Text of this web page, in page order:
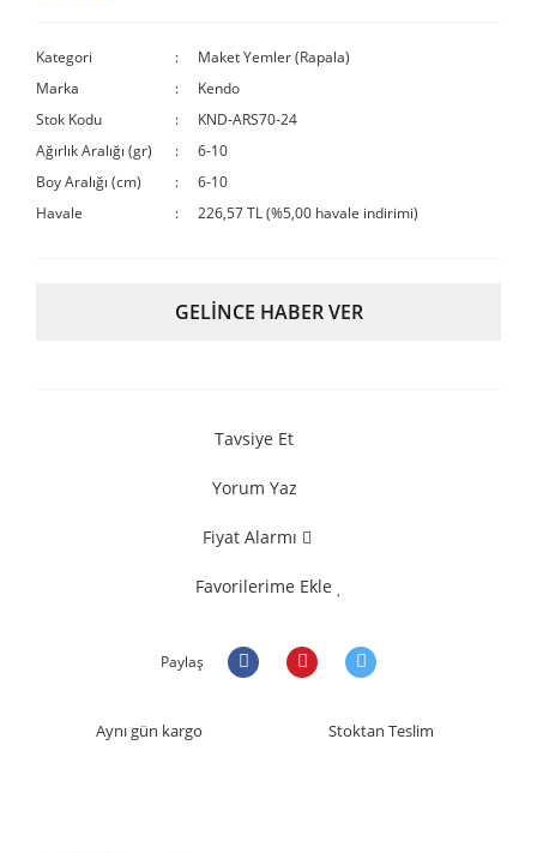
Kategori
Maket Yemler (Rapala)
Marka
Kendo
Stok Kodu
KND-ARS70-24
Ağırlık Aralığı (gr)
6-10
Boy Aralığı (cm)
6-10
Havale
226,57 TL (%5,00 havale indirimi)
GELİNCE HABER VER
Tavsiye Et
Yorum Yaz
Fiyat Alarmı
Favorilerime Ekle
Paylaş
Aynı gün kargo Stoktan Teslim